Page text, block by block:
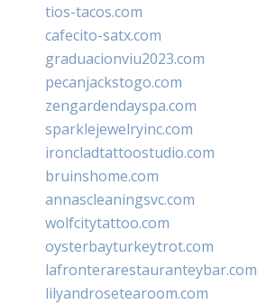
tios-tacos.com
cafecito-satx.com
graduacionviu2023.com
pecanjackstogo.com
zengardendayspa.com
sparklejewelryinc.com
ironcladtattoostudio.com
bruinshome.com
annascleaningsvc.com
wolfcitytattoo.com
oysterbayturkeytrot.com
lafronterarestauranteybar.com
lilyandrosetearoom.com